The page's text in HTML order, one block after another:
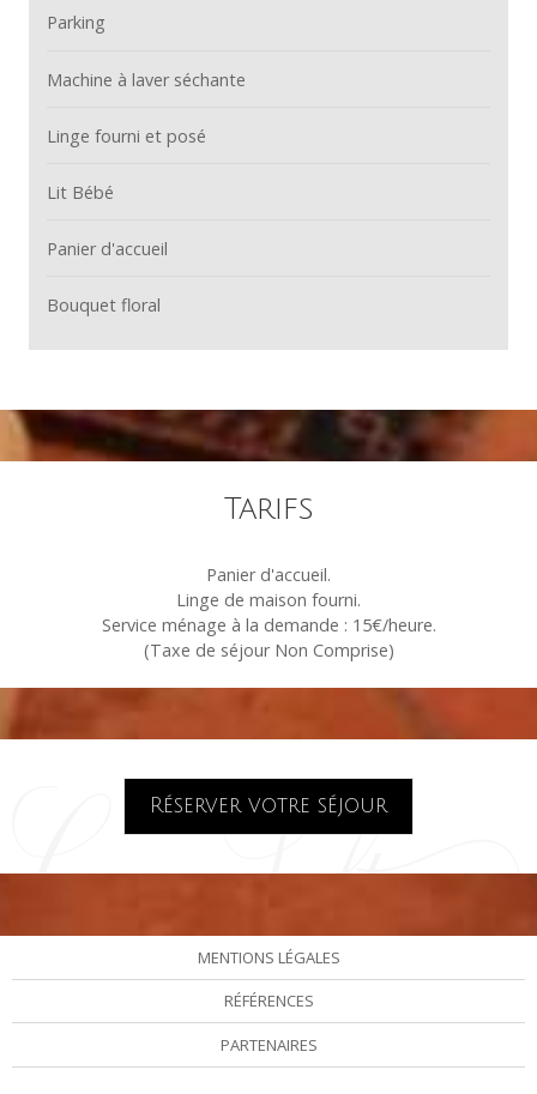
Parking
Machine à laver séchante
Linge fourni et posé
Lit Bébé
Panier d'accueil
Bouquet floral
Tarifs
Panier d'accueil.
Linge de maison fourni.
Service ménage à la demande : 15€/heure.
(Taxe de séjour Non Comprise)
Réserver votre séjour
MENTIONS LÉGALES
RÉFÉRENCES
PARTENAIRES